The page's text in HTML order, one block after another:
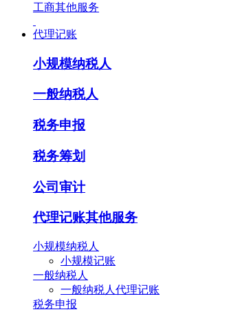
工商其他服务
代理记账
小规模纳税人
一般纳税人
税务申报
税务筹划
公司审计
代理记账其他服务
小规模纳税人
小规模记账
一般纳税人
一般纳税人代理记账
税务申报